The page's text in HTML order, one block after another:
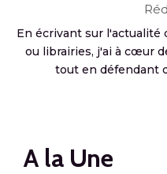
En écrivant sur l'actualité
ou librairies, j'ai à cœur
tout en défendant
A la Une